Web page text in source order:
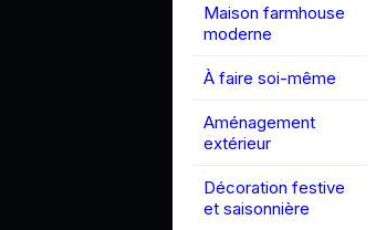
Maison farmhouse
moderne
À faire soi-même
Aménagement
extérieur
Décoration festive
et saisonnière